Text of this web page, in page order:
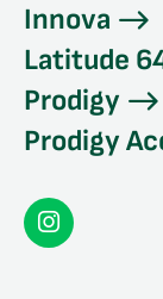
Innova
Latitude
Prodigy
Prodigy
Seconddisc